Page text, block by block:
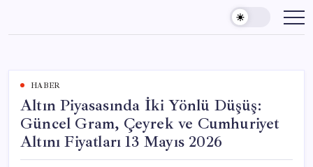
content
HABER
Altın Piyasasında İki Yönlü Düşüş:
Güncel Gram, Çeyrek ve Cumhuriyet
Altını Fiyatları 13 Mayıs 2026